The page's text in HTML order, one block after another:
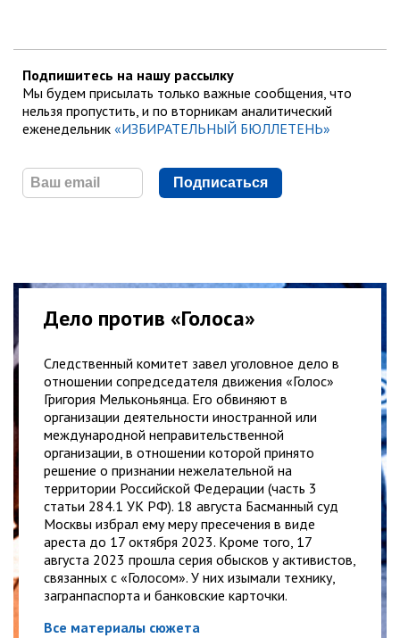
Подпишитесь на нашу рассылку
Мы будем присылать только важные сообщения, что
нельзя пропустить, и по вторникам аналитический
еженедельник «ИЗБИРАТЕЛЬНЫЙ БЮЛЛЕТЕНЬ»
Подписаться
Дело против «Голоса»
Следственный комитет завел уголовное дело в
отношении сопредседателя движения «Голос»
Григория Мельконьянца. Его обвиняют в
организации деятельности иностранной или
международной неправительственной
организации, в отношении которой принято
решение о признании нежелательной на
территории Российской Федерации (часть 3
статьи 284.1 УК РФ). 18 августа Басманный суд
Москвы избрал ему меру пресечения в виде
ареста до 17 октября 2023. Кроме того, 17
августа 2023 прошла серия обысков у активистов,
связанных с «Голосом». У них изымали технику,
загранпаспорта и банковские карточки.
Все материалы сюжета